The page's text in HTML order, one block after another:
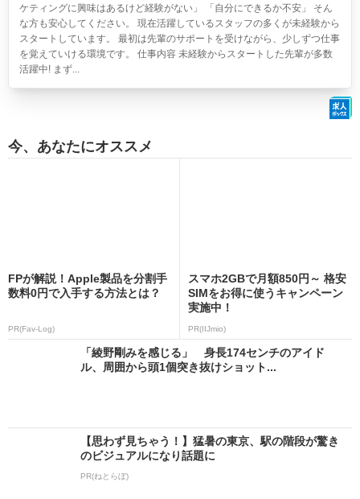
ケティングに興味はあるけど経験がない」 「自分にできるか不安」 そん
な方も安心してください。 現在活躍しているスタッフの多くが未経験から
スタートしています。 最初は先輩のサポートを受けながら、少しずつ仕事
を覚えていける環境です。 仕事内容 未経験からスタートした先輩が多数
活躍中! まず...
今、あなたにオススメ
FPが解説！Apple製品を分割手
数料0円で入手する方法とは？
PR(Fav-Log)
スマホ2GBで月額850円～ 格安
SIMをお得に使うキャンペーン
実施中！
PR(IIJmio)
「綾野剛みを感じる」 身長174センチのアイド
ル、周囲から頭1個突き抜けショット...
【思わず見ちゃう！】猛暑の東京、駅の階段が驚き
のビジュアルになり話題に
PR(ねとらぼ)